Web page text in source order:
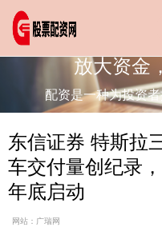
放大资金
配资是一种为投资
东信证券 特斯拉
车交付量创纪录
年底启动
网站：广瑞网